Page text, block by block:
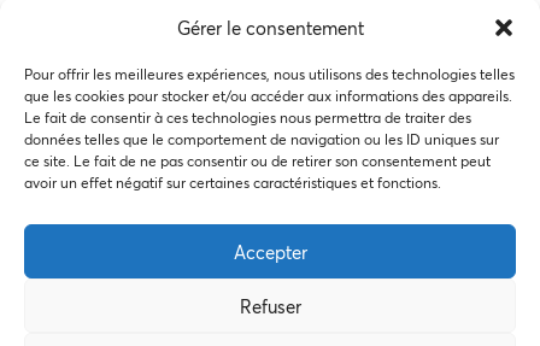
Gérer le consentement
Pour offrir les meilleures expériences, nous utilisons des technologies telles
que les cookies pour stocker et/ou accéder aux informations des appareils.
Le fait de consentir à ces technologies nous permettra de traiter des
données telles que le comportement de navigation ou les ID uniques sur
ce site. Le fait de ne pas consentir ou de retirer son consentement peut
avoir un effet négatif sur certaines caractéristiques et fonctions.
Accepter
Refuser
Ce site utilise des cookies pour les statistiques et pour
politique de confidentialité
Accepter
NOS AUTRES SITES
COPYRIGHT @ 2026 - INVEST IN BORDEAUX - 32 Allées d'Orléans